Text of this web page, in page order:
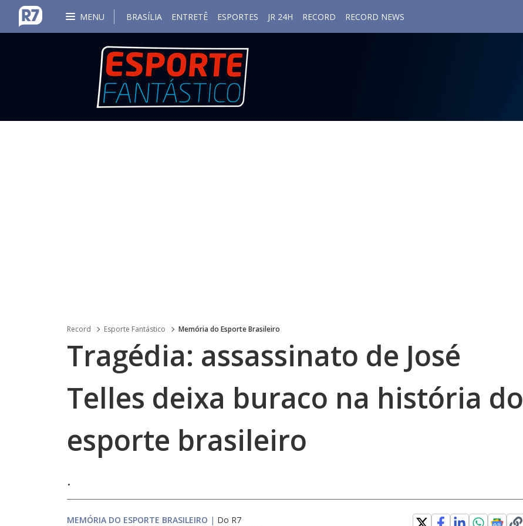
MENU BRASÍLIA ENTRETÊ ESPORTES JR 24H RECORD RECORD NEWS
Record Esporte Fantástico Memória do Esporte Brasileiro
Tragédia: assassinato de José
Telles deixa buraco na história do
esporte brasileiro
.
MEMÓRIA DO ESPORTE BRASILEIRO | Do R7